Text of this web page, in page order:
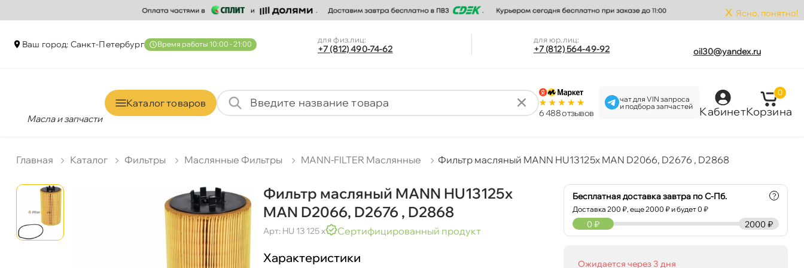
x Ясно, понятно!
аш город: Санкт-Петербур ремя работы 10:00 - 21:00 для физ.лиц:
+7 (812) 490-74-62
для юр.лиц:
+7 (812) 564-49-92 oil30@yandex.ru
Масла и запчасти
Каталог товаро
6 488 отзыво
чат для VIN запроса
и подбора запчастей
Кабинет
0
Корзина
Главная Катало Фильтры Маслянные Фильтры MANN-FILTER Маслянные Фильтр масляный MANN HU13125x MAN D2066, D2676 , D2868
Фильтр масляный MANN HU13125x
MAN D2066, D2676 , D2868
Арт: HU 13 125 x Сертифицированный продукт
Характеристики
Бесплатная доставка завтра по С-Пб.
Доставка200 ₽, еще2000 ₽ и будет 0 ₽
?
2000 ₽
0 ₽
Ожидается через 3 дня